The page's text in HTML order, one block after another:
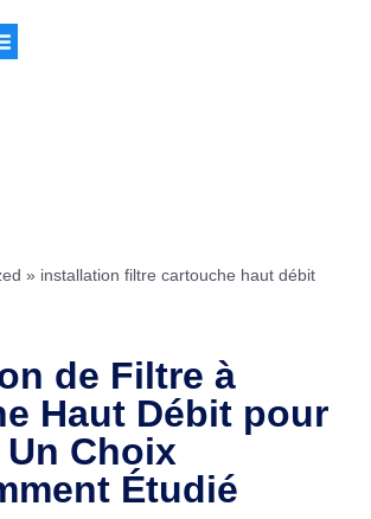
» installation filtre cartouche haut débit
de Filtre à
Haut Débit pour
Choix
Étudié